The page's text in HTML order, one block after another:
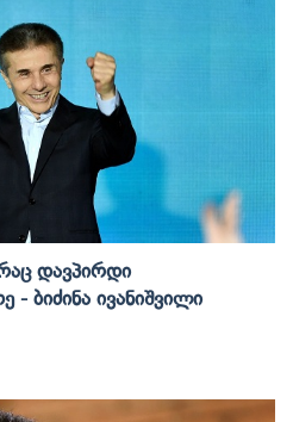
Დავპირდი
- Ბიძინა Ივანიშვილი